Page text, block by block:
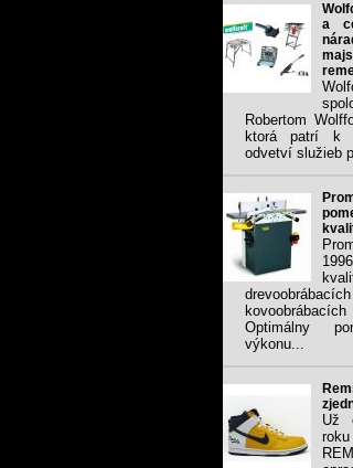
a
Robertom
ktorá patrí k
odvetví služieb
Optimálny
výkonu...
Už